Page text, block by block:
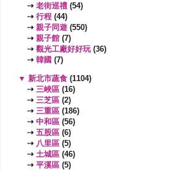
⇢ 老街巡禮 (54)
⇢ 行程 (44)
⇢ 親子同遊 (550)
⇢ 親子館 (7)
⇢ 觀光工廠好好玩(36)
⇢ 韓國 (7)
▼ 新北市蔬食 (1104)
⇢ 三峽區 (16)
⇢ 三芝區 (2)
⇢ 三重區 (186)
⇢ 中和區 (56)
⇢ 五股區 (6)
⇢ 八里區 (5)
⇢ 土城區 (46)
⇢ 平溪區 (5)